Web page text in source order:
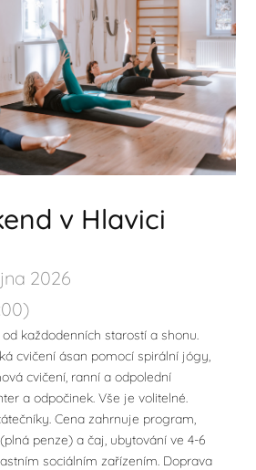
v Hlavici
2026
každodenních starostí a shonu.
cvičení ásan pomocí spirální jógy,
cvičení, ranní a odpolední
a odpočinek. Vše je volitelné.
Cena zahrnuje program,
penze) a čaj, ubytování ve 4-6
sociálním zařízením. Doprava